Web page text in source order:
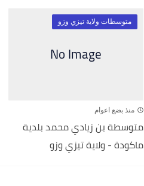
متوسطات ولاية تيزي وزو
منذ بضع اعوام
متوسطة بن زيادي محمد بلدية
ماكودة - ولاية تيزي وزو